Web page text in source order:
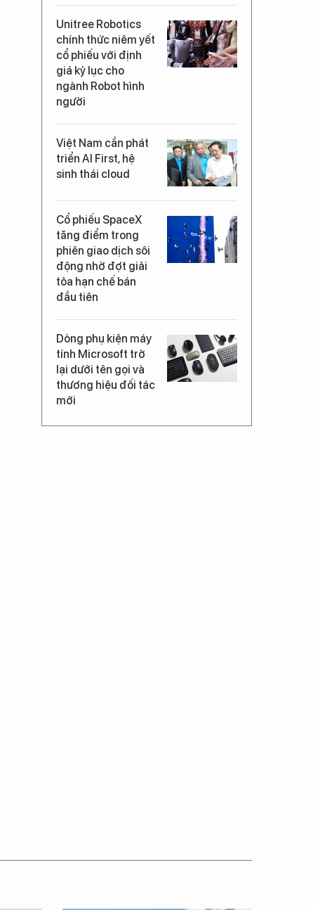
Unitree Robotics
chính thức niêm yết
cổ phiếu với định
giá kỷ lục cho
ngành Robot hình
người
Việt Nam cần phát
triển AI First, hệ
sinh thái cloud
Cổ phiếu SpaceX
tăng điểm trong
phiên giao dịch sôi
động nhờ đợt giải
tỏa hạn chế bán
đầu tiên
Dòng phụ kiện máy
tính Microsoft trở
lại dưới tên gọi và
thương hiệu đối tác
mới